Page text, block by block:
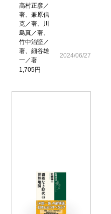
高村正彦／
著、兼原信
克／著、川
島真／著、
竹中治堅／
著、細谷雄
一／著
1,705円
2024/06/27